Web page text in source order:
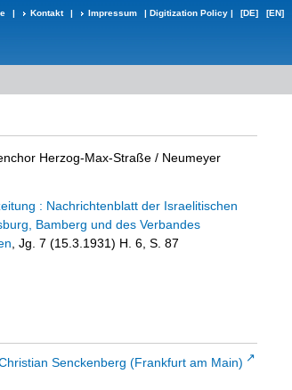
| Kontakt | Impressum | Digitization Policy | [DE] [EN]
Herzog-Max-Straße / Neumeyer
: Nachrichtenblatt der Israelitischen
Bamberg und des Verbandes
, Jg. 7 (15.3.1931) H. 6, S. 87
Senckenberg (Frankfurt am Main)